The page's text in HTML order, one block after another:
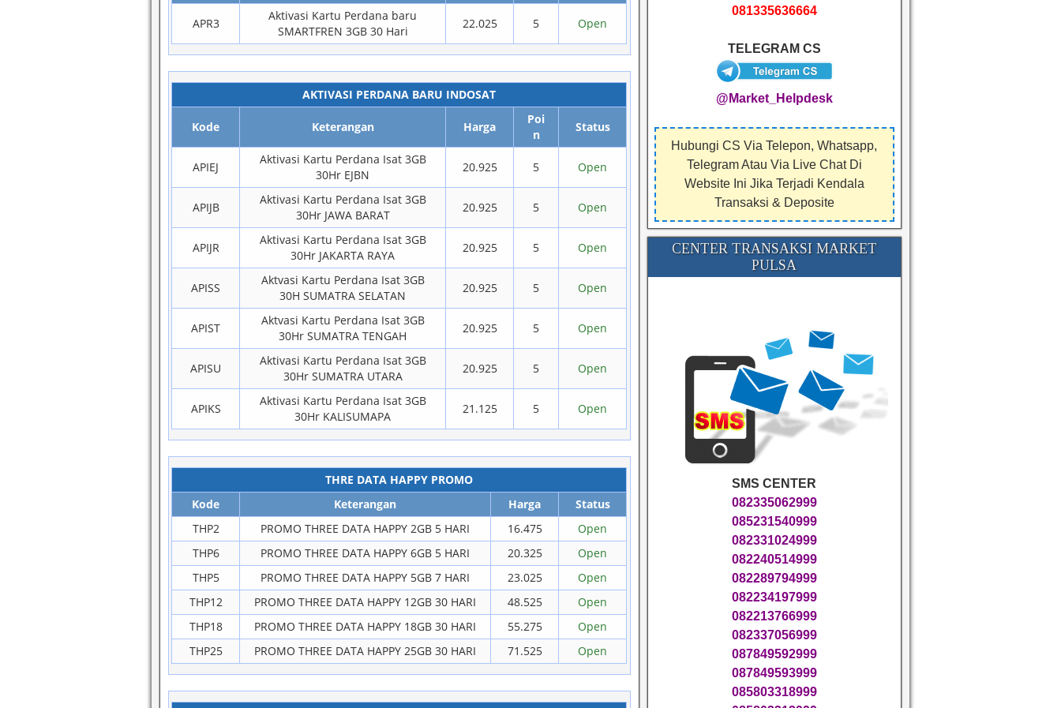
APR3
Aktivasi Kartu Perdana baru
SMARTFREN 3GB 30 Hari
22.025 5 Open
AKTIVASI PERDANA BARU INDOSAT
Kode Keterangan Harga
Poi
n
Status
APIEJ
Aktivasi Kartu Perdana Isat 3GB
30Hr EJBN
20.925 5 Open
APIJB
Aktivasi Kartu Perdana Isat 3GB
30Hr JAWA BARAT
20.925 5 Open
APIJR
Aktivasi Kartu Perdana Isat 3GB
30Hr JAKARTA RAYA
20.925 5 Open
APISS
Aktvasi Kartu Perdana Isat 3GB
30H SUMATRA SELATAN
20.925 5 Open
APIST
Aktvasi Kartu Perdana Isat 3GB
30Hr SUMATRA TENGAH
20.925 5 Open
APISU
Aktivasi Kartu Perdana Isat 3GB
30Hr SUMATRA UTARA
20.925 5 Open
APIKS
Aktivasi Kartu Perdana Isat 3GB
30Hr KALISUMAPA
21.125 5 Open
THRE DATA HAPPY PROMO
Kode
Keterangan Harga
Status
THP2
PROMO THREE DATA HAPPY 2GB 5 HARI 16.475
Open
THP6
PROMO THREE DATA HAPPY 6GB 5 HARI 20.325
Open
THP5
PROMO THREE DATA HAPPY 5GB 7 HARI 23.025
Open
THP12
PROMO THREE DATA HAPPY 12GB 30 HARI 48.525
Open
THP18
PROMO THREE DATA HAPPY 18GB 30 HARI 55.275
Open
THP25
PROMO THREE DATA HAPPY 25GB 30 HARI 71.525 Open
081335636664
TELEGRAM CS
@Market_Helpdesk
Hubungi CS Via Telepon, Whatsapp,
Telegram Atau Via Live Chat Di
Website Ini Jika Terjadi Kendala
Transaksi & Deposite
CENTER TRANSAKSI MARKET
PULSA
SMS CENTER
082335062999
085231540999
082331024999
082240514999
082289794999
082234197999
082213766999
082337056999
087849592999
087849593999
085803318999